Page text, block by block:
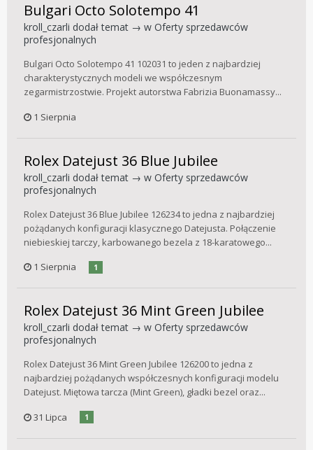
Bulgari Octo Solotempo 41
kroll_czarli dodał temat → w Oferty sprzedawców
profesjonalnych
Bulgari Octo Solotempo 41 102031 to jeden z najbardziej
charakterystycznych modeli we współczesnym
zegarmistrzostwie. Projekt autorstwa Fabrizia Buonamassy...
1 Sierpnia
Rolex Datejust 36 Blue Jubilee
kroll_czarli dodał temat → w Oferty sprzedawców
profesjonalnych
Rolex Datejust 36 Blue Jubilee 126234 to jedna z najbardziej
pożądanych konfiguracji klasycznego Datejusta. Połączenie
niebieskiej tarczy, karbowanego bezela z 18-karatowego...
1 Sierpnia
1
Rolex Datejust 36 Mint Green Jubilee
kroll_czarli dodał temat → w Oferty sprzedawców
profesjonalnych
Rolex Datejust 36 Mint Green Jubilee 126200 to jedna z
najbardziej pożądanych współczesnych konfiguracji modelu
Datejust. Miętowa tarcza (Mint Green), gładki bezel oraz...
31 Lipca
1